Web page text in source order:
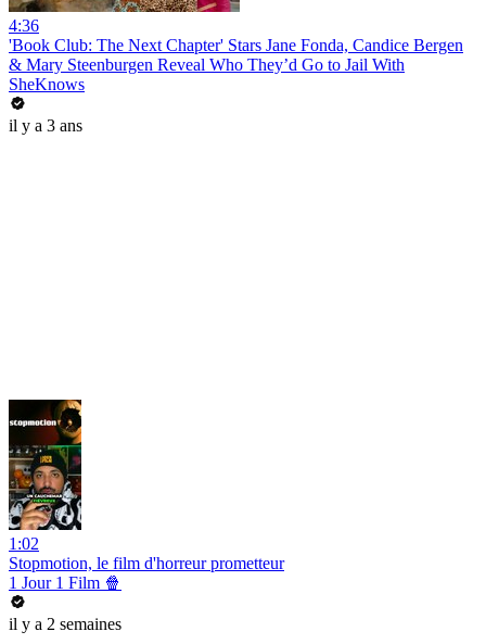
4:36
'Book Club: The Next Chapter' Stars Jane Fonda, Candice Bergen
& Mary Steenburgen Reveal Who They’d Go to Jail With
SheKnows
il y a 3 ans
1:02
Stopmotion, le film d'horreur prometteur
1 Jour 1 Film 🍿
il y a 2 semaines